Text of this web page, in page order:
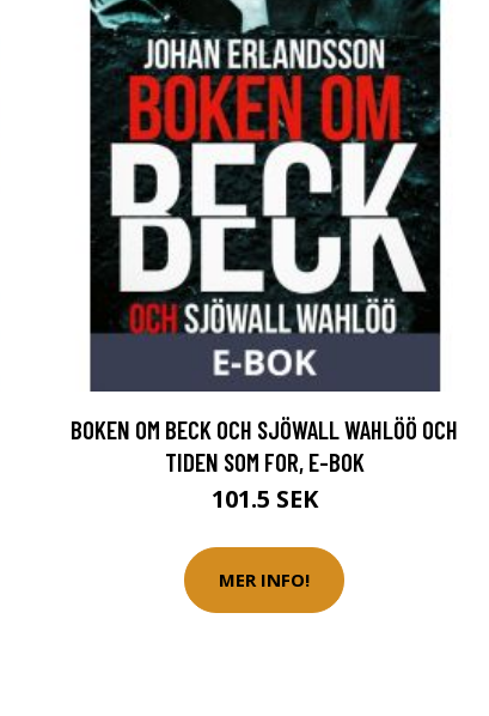
BOKEN OM BECK OCH SJÖWALL WAHLÖÖ OCH
TIDEN SOM FOR, E-BOK
101.5 SEK
MER INFO!